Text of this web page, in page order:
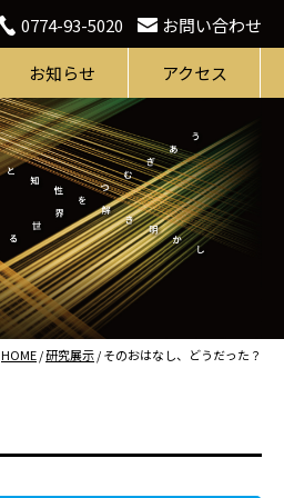
0774-93-5020 お問い合わせ
お知らせ アクセス
HOME/研究展示/ そのおはなし、どうだった？